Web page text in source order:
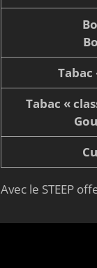
Tabac
Tabac «
Avec le STEEP